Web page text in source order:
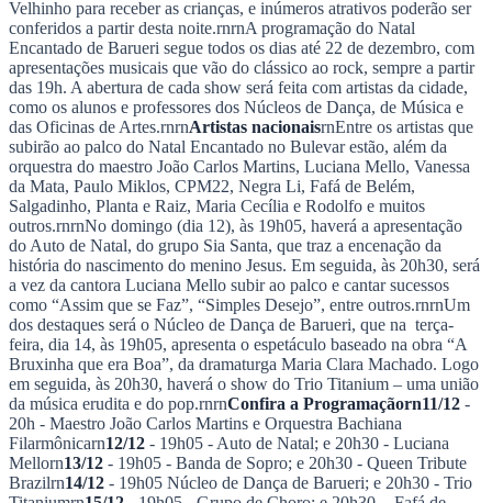
NBA
NFL
Fórmula 1
UFC
Tênis (ATP)
MLB
NHL
Atletismo
Vôlei
NBB
Competições de Futebol
Brasileirão Série A
Brasileirão Série B
Paulistão
Copa do Brasil
Libertadores
Sul-Americana
Copa América
Champions League
Premier League
La Liga
Bundesliga
Mundial 2026
Velhinho para receber as crianças, e inúmeros atrativos poderão ser
conferidos a partir desta noite.rnrnA programação do Natal
Encantado de Barueri segue todos os dias até 22 de dezembro, com
apresentações musicais que vão do clássico ao rock, sempre a partir
das 19h. A abertura de cada show será feita com artistas da cidade,
como os alunos e professores dos Núcleos de Dança, de Música e
das Oficinas de Artes.rnrnArtistas nacionaisrnEntre os artistas que
subirão ao palco do Natal Encantado no Bulevar estão, além da
orquestra do maestro João Carlos Martins, Luciana Mello, Vanessa
da Mata, Paulo Miklos, CPM22, Negra Li, Fafá de Belém,
Salgadinho, Planta e Raiz, Maria Cecília e Rodolfo e muitos
outros.rnrnNo domingo (dia 12), às 19h05, haverá a apresentação
do Auto de Natal, do grupo Sia Santa, que traz a encenação da
história do nascimento do menino Jesus. Em seguida, às 20h30, será
a vez da cantora Luciana Mello subir ao palco e cantar sucessos
como “Assim que se Faz”, “Simples Desejo”, entre outros.rnrnUm
dos destaques será o Núcleo de Dança de Barueri, que na terça-
feira, dia 14, às 19h05, apresenta o espetáculo baseado na obra “A
Bruxinha que era Boa”, da dramaturga Maria Clara Machado. Logo
em seguida, às 20h30, haverá o show do Trio Titanium – uma união
da música erudita e do pop.rnrnConfira a Programaçãorn11/12 -
20h - Maestro João Carlos Martins e Orquestra Bachiana
Filarmônicarn12/12 - 19h05 - Auto de Natal; e 20h30 - Luciana
Mellorn13/12 - 19h05 - Banda de Sopro; e 20h30 - Queen Tribute
Brazilrn14/12 - 19h05 Núcleo de Dança de Barueri; e 20h30 - Trio